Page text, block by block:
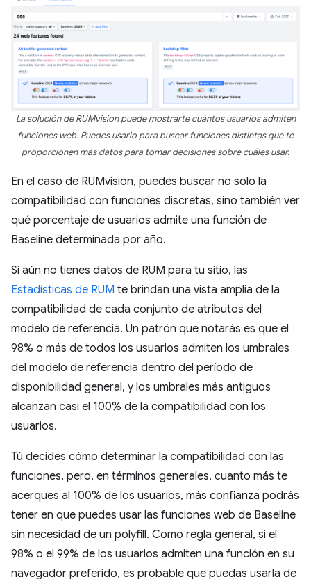
La solución de RUMvision puede mostrarte cuántos usuarios admiten
funciones web. Puedes usarlo para buscar funciones distintas que te
proporcionen más datos para tomar decisiones sobre cuáles usar.
En el caso de RUMvision, puedes buscar no solo la
compatibilidad con funciones discretas, sino también ver
qué porcentaje de usuarios admite una función de
Baseline determinada por año.
Si aún no tienes datos de RUM para tu sitio, las
Estadísticas de RUM te brindan una vista amplia de la
compatibilidad de cada conjunto de atributos del
modelo de referencia. Un patrón que notarás es que el
98% o más de todos los usuarios admiten los umbrales
del modelo de referencia dentro del período de
disponibilidad general, y los umbrales más antiguos
alcanzan casi el 100% de la compatibilidad con los
usuarios.
Tú decides cómo determinar la compatibilidad con las
funciones, pero, en términos generales, cuanto más te
acerques al 100% de los usuarios, más confianza podrás
tener en que puedes usar las funciones web de Baseline
sin necesidad de un polyfill. Como regla general, si el
98% o el 99% de los usuarios admiten una función en su
navegador preferido, es probable que puedas usarla de